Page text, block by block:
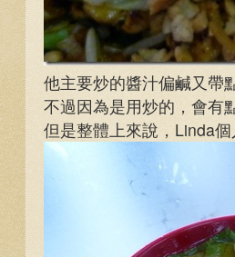
他主要炒的醬汁偏鹹又帶
不過因為是用炒的，會有
但是整體上來說，Linda